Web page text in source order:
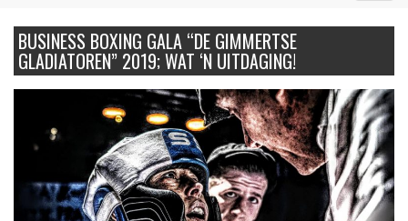
BUSINESS BOXING GALA “DE GIMMERTSE
GLADIATOREN” 2019; WAT ‘N UITDAGING!